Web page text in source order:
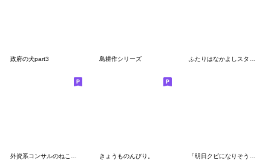
政府の犬part3 島耕作シリーズ
きょうものんびり。